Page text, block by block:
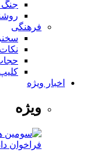
جنگ
فرهنگی
اخبار ویژه
ویژه